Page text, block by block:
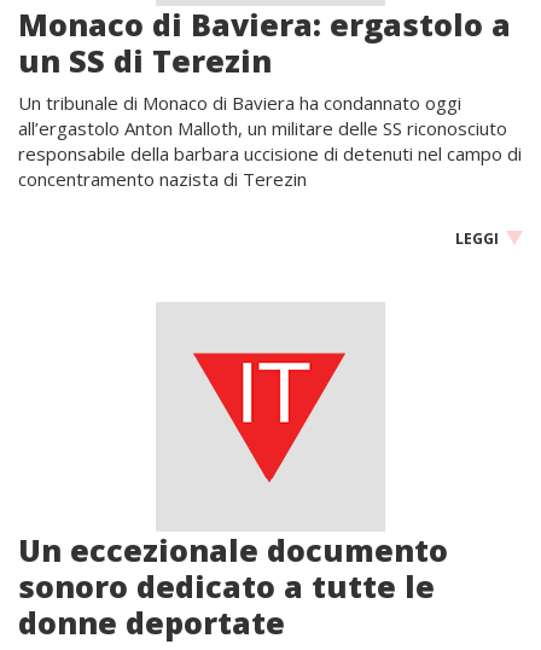
Monaco di Baviera: ergastolo a
un SS di Terezin
Un tribunale di Monaco di Baviera ha condannato oggi
all’ergastolo Anton Malloth, un militare delle SS riconosciuto
responsabile della barbara uccisione di detenuti nel campo di
concentramento nazista di Terezin
LEGGI
Un eccezionale documento
sonoro dedicato a tutte le
donne deportate